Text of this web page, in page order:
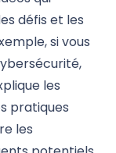
défis et les
si vous
les
pratiques
les